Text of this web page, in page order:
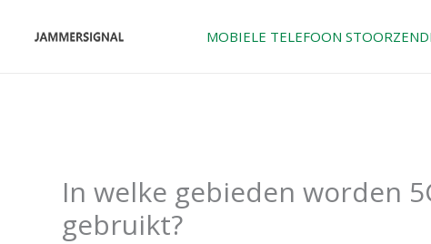
MOBIELE TELEFOON
In welke gebieden worden
gebruikt?